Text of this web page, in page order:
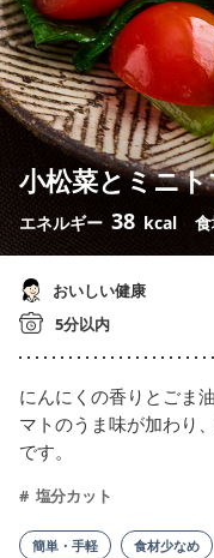
小松菜とミニ
エネルギー 38 kcal
おいしい健康
5分以内
にんにくの香りとごま
マトのうま味が加わり
です。
塩分カット
簡単・手軽 食材少なめ